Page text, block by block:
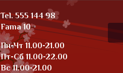
Tel. 555 144 98
Fama 10
Пн-Чт 11.00-21.00
Пт-Сб 11.00-22.00
Вс 11.00-21.00